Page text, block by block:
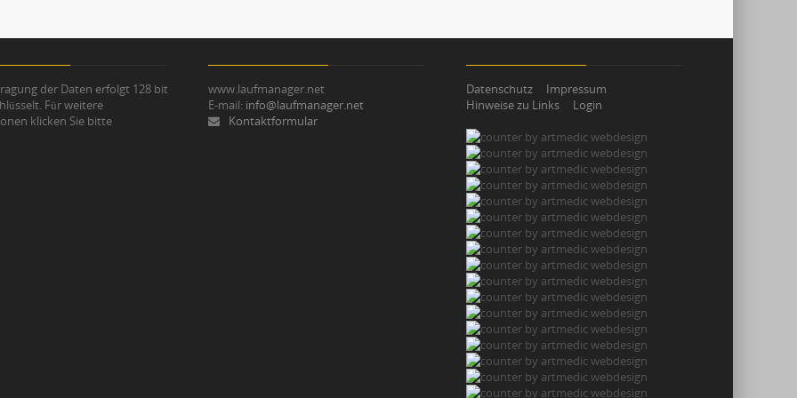
der Daten erfolgt 128 bit
Für weitere
klicken Sie bitte
www.laufmanager.net
E-mail: info@laufmanager.net
Kontaktformular
Datenschutz
Impressum
Hinweise zu Links
Login